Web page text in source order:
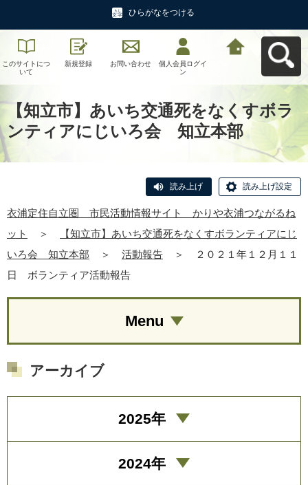
ひらがなをつける
このサイトにつ
いて
新規登録 お問い合わせ
個人会員ログイ
ン
【知立市】あいち交通死をなくすボラ
ンティアにじいろ会 知立本部
読み上げ 読み上げ設定
衣浦定住自立圏 市民活動情報サイト かりや衣浦つながるね
ット
＞
【知立市】あいち交通死をなくすボランティアにじ
いろ会 知立本部
＞ 活動報告 ＞
２０２１年１２月１１
日 ボランティア活動報告
Menu
アーカイブ
2025年
2024年